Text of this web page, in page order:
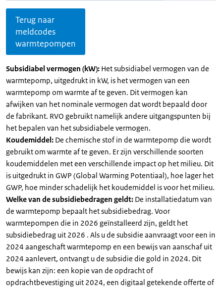
Terug naar
meldcodes
warmtepompen
Subsidiabel vermogen (kW): Het subsidiabel vermogen van de
warmtepomp, uitgedrukt in kW, is het vermogen van een
warmtepomp om warmte af te geven. Dit vermogen kan
afwijken van het nominale vermogen dat wordt bepaald door
de fabrikant. RVO gebruikt namelijk andere uitgangspunten bij
het bepalen van het subsidiabele vermogen.
Koudemiddel: De chemische stof in de warmtepomp die wordt
gebruikt om warmte af te geven. Er zijn verschillende soorten
koudemiddelen met een verschillende impact op het milieu. Dit
is uitgedrukt in GWP (Global Warming Potentiaal), hoe lager het
GWP, hoe minder schadelijk het koudemiddel is voor het milieu.
Welke van de subsidiebedragen geldt: De installatiedatum van
de warmtepomp bepaalt het subsidiebedrag. Voor
warmtepompen die in 2026 geïnstalleerd zijn, geldt het
subsidiebedrag uit 2026 . Als u de subsidie aanvraagt voor een in
2024 aangeschaft warmtepomp en een bewijs van aanschaf uit
2024 aanlevert, ontvangt u de subsidie die gold in 2024. Dit
bewijs kan zijn: een kopie van de opdracht of
opdrachtbevestiging uit 2024, een digitaal getekende offerte of